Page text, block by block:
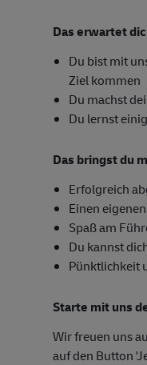
Das erwartet
Du bist mit
Ziel kommen
Du machst
Du lernst
Das bringst du
Erfolgreich
Einen
Spaß am
Du kannst
Pünktlichkeit
Starte mit uns
Wir freuen uns
auf den Button